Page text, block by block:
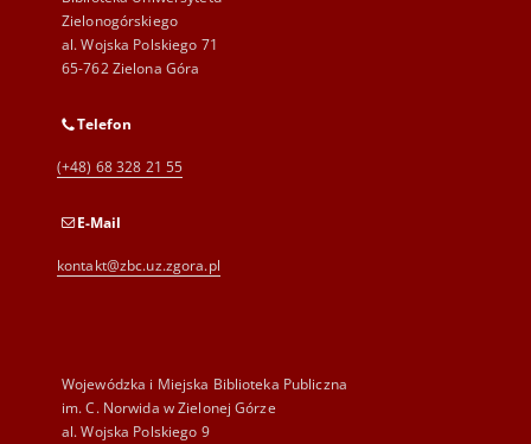
Zielonogórskiego
al. Wojska Polskiego 71
65-762 Zielona Góra
Telefon
(+48) 68 328 21 55
E-Mail
kontakt@zbc.uz.zgora.pl
Wojewódzka i Miejska Biblioteka Publiczna
im. C. Norwida w Zielonej Górze
al. Wojska Polskiego 9